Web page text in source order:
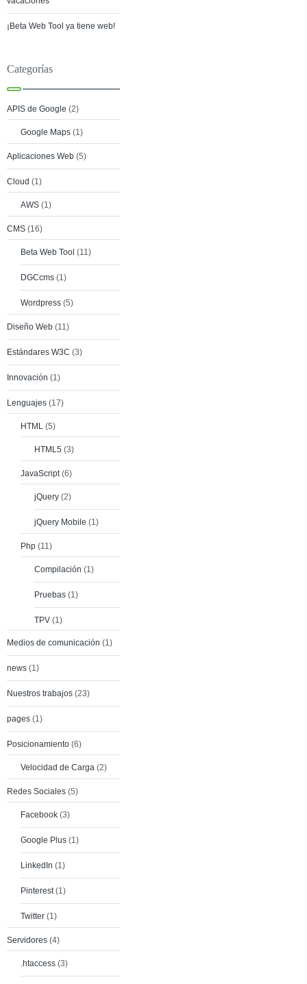
¡Beta Web Tool ya tiene web!
Categorías
APIS de Google (2)
Google Maps (1)
Aplicaciones Web (5)
Cloud (1)
AWS (1)
CMS (16)
Beta Web Tool (11)
DGCcms (1)
Wordpress (5)
Diseño Web (11)
Estándares W3C (3)
Innovación (1)
Lenguajes (17)
HTML (5)
HTML5 (3)
JavaScript(6)
jQuery (2)
jQuery Mobile (1)
Php (11)
Compilación (1)
Pruebas (1)
TPV (1)
Medios de comunicación (1)
news (1)
Nuestros trabajos (23)
pages (1)
Posicionamiento (6)
Velocidad de Carga (2)
Redes Sociales (5)
Facebook (3)
Google Plus (1)
LinkedIn (1)
Pinterest(1)
Twitter (1)
Servidores (4)
.htaccess (3)